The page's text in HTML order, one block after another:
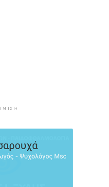
Ενέργεια: Η Ελλάδα
απέναντι σε